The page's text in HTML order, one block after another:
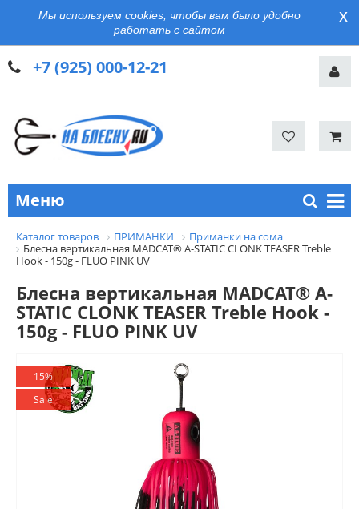
Мы используем cookies, чтобы вам было удобно
работать с сайтом
x
+7 (925) 000-12-21
Меню
Каталог товаров ПРИМАНКИ
Приманки на сома
Блесна вертикальная MADCAT® A-STATIC CLONK TEASER Treble
Hook - 150g - FLUO PINK UV
Блесна вертикальная MADCAT® A-
STATIC CLONK TEASER Treble Hook -
150g - FLUO PINK UV
15%
Sale